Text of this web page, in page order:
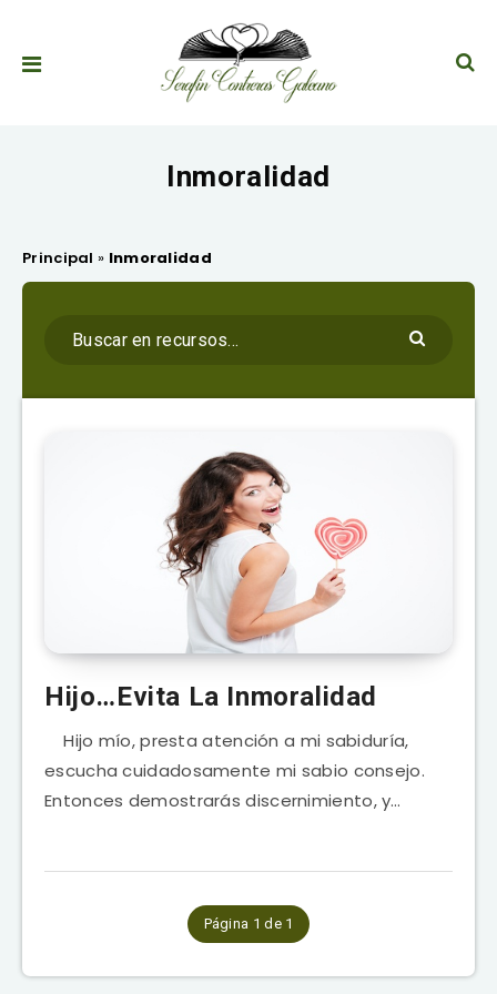
Inmoralidad
Principal » Inmoralidad
Hijo…Evita La Inmoralidad
Hijo mío, presta atención a mi sabiduría,
escucha cuidadosamente mi sabio consejo.
Entonces demostrarás discernimiento, y…
Página 1 de 1